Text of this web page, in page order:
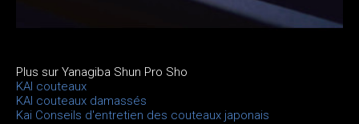
Plus sur Yanagiba Shun Pro Sho
KAI couteaux
KAI couteaux damassés
Kai Conseils d'entretien des couteaux japonais